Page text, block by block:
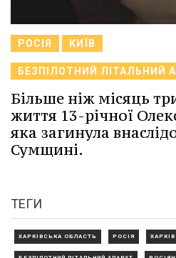
РОСІЯ КИЇВ
БЕЗПІЛОТНИЙ ЛІТАЛЬНИЙ
Більше ніж місяць
життя 13-річної
яка загинула
Сумщині.
ТЕГИ
ХАРКІВСЬКА ОБЛАСТЬ РОСІЯ ХАРКІВ